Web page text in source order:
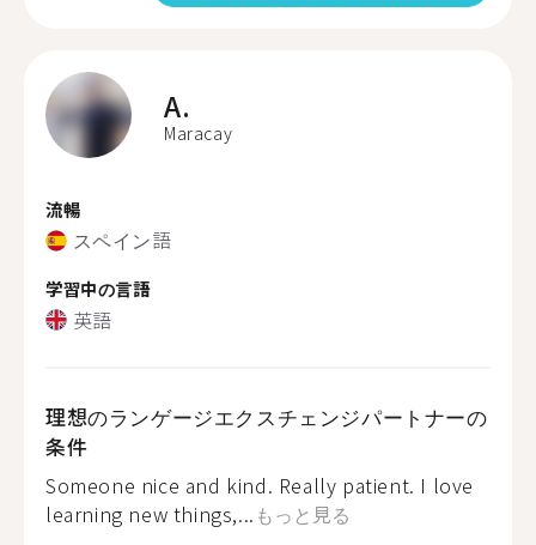
A.
Maracay
流暢
スペイン語
学習中の言語
英語
理想のランゲージエクスチェンジパートナーの
条件
Someone nice and kind. Really patient. I love
learning new things,... もっと見る